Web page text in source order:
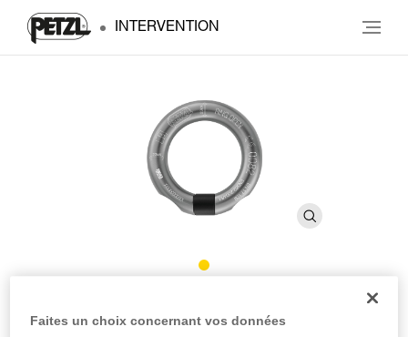
INTERVENTION
RING OPEN
Faites un choix concernant vos données